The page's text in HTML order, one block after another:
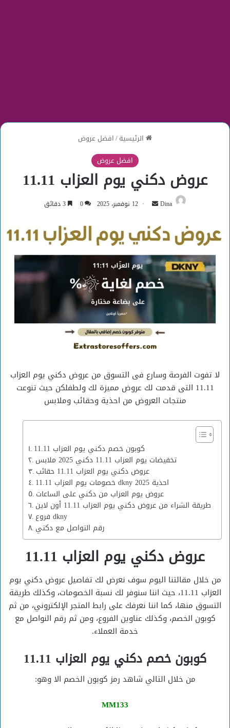
الرئيسية/افضل عروض
افضل عروض
عروض دكني يوم العزاب 11.11
Dina
أرسل
إلكترونيا
12 نوفمبر، 2025 0
لا تفوت الفرصة وسارع فى التسوق من عروض دكني يوم العزاب
11.11 التى قدمت لك عروض مميزة لك ولطفلكن حيث تنوعت
منتجات العروض من احذية وحقائب وملابس
كوبون خصم دكني يوم العزاب 11.11
تخفيضات يوم العزاب 11.11 دكني 2025 ملابس
عروض دكني يوم العزاب 11.11 حقائب
خصومات يوم العزاب 11.11 dkny 2025 احذية
عروض يوم العزاب من دكني على الساعات
طريقة الشراء من عروض دكني يوم العزاب 11.11 أون لاين
فروع dkny
رقم التواصل مع دكتي
عروض دكني يوم العزاب 11.11
من خلال مقالتنا اليوم سوف نعرض لك تفاصيل عروض دكني يوم
العزاب 11.11، حيث اننا سنوفر لك نسبة الخصومات، وكذلك طريقة
التسوق منها، كما اننا نعرفك على رابط المتجر الإلكتروني، من ثم
كوبون الخصم، وكذلك عناوين الفروع، ومن ثم رقم النواصل مع
خدمة العملاء.
كوبون خصم دكني يوم العزاب 11.11
من خلال التالي شاهد رمز كوبون الخصم الا وهو:
MM133